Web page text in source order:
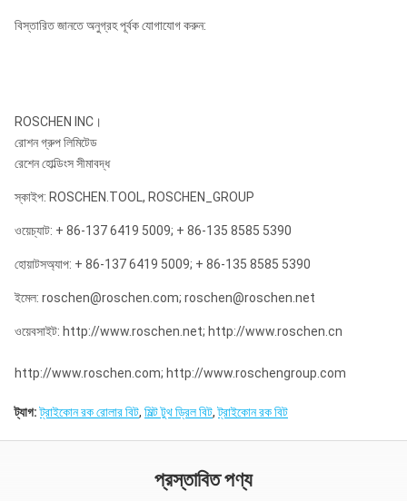
বিস্তারিত জানতে অনুগ্রহ পূর্বক যোগাযোগ করুন:
ROSCHEN INC।
রোশন গ্রুপ লিমিটেড
রেশেন হোল্ডিংস সীমাবদ্ধ
স্কাইপ: ROSCHEN.TOOL, ROSCHEN_GROUP
ওয়েচ্যাট: + 86-137 6419 5009; + 86-135 8585 5390
হোয়াটসঅ্যাপ: + 86-137 6419 5009; + 86-135 8585 5390
ইমেল: roschen@roschen.com; roschen@roschen.net
ওয়েবসাইট: http://www.roschen.net; http://www.roschen.cn
http://www.roschen.com; http://www.roschengroup.com
ট্যাগ: ট্রাইকোন রক রোলার বিট, মিল্ট টুথ ড্রিল বিট,ট্রাইকোন রক বিট
প্রস্তাবিত পণ্য